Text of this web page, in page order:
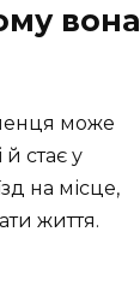
вона
може
стає у
на місце,
життя.